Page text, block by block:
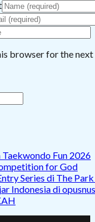
browser for the
Taekwondo Fun 2026
for God
Series di The
Indonesia di